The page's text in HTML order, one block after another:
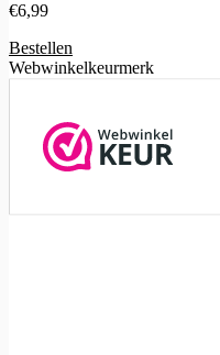
€6,99
Bestellen
Webwinkelkeurmerk